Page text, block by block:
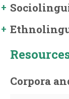
Corpora